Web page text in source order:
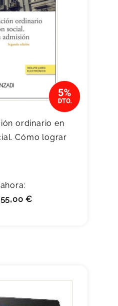
ordinario en
Cómo lograr
ahora:
55,00 €